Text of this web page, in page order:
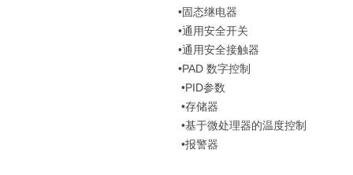
•固态继电器
•通用安全开关
•通用安全接触器
•PAD 数字控制
•PID参数
•存储器
•基于微处理器的温度控制
•报警器